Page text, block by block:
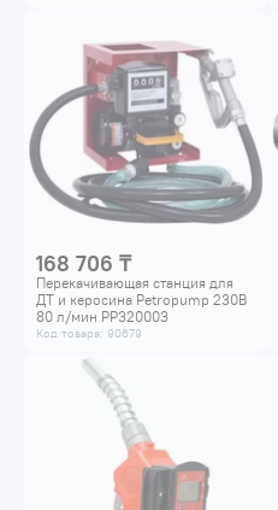
168 706 ₸
Перекачивающая станция для
ДТ и керосина Petropump 230В
80 л/мин PP320003
Код товара: 90679